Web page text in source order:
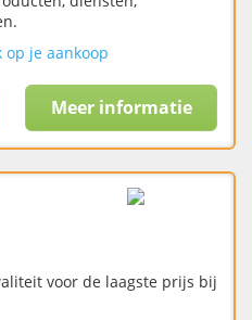
op je aankoop
Meer informatie
voor de laagste prijs bij